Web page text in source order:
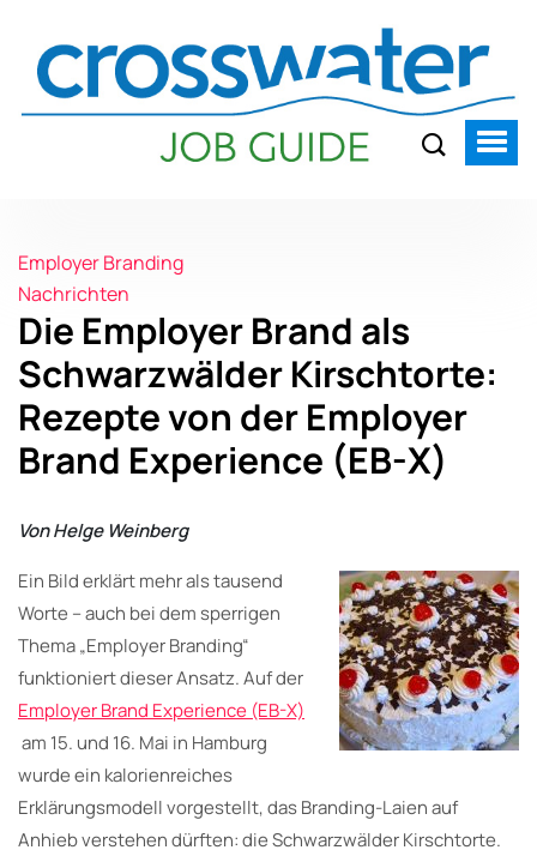
Employer Branding
Nachrichten
Die Employer Brand als
Schwarzwälder Kirschtorte:
Rezepte von der Employer
Brand Experience (EB-X)
Von Helge Weinberg
Ein Bild erklärt mehr als tausend
Worte – auch bei dem sperrigen
Thema „Employer Branding“
funktioniert dieser Ansatz. Auf der
Employer Brand Experience (EB-X)
am 15. und 16. Mai in Hamburg
wurde ein kalorienreiches
Erklärungsmodell vorgestellt, das Branding-Laien auf
Anhieb verstehen dürften: die Schwarzwälder Kirschtorte.